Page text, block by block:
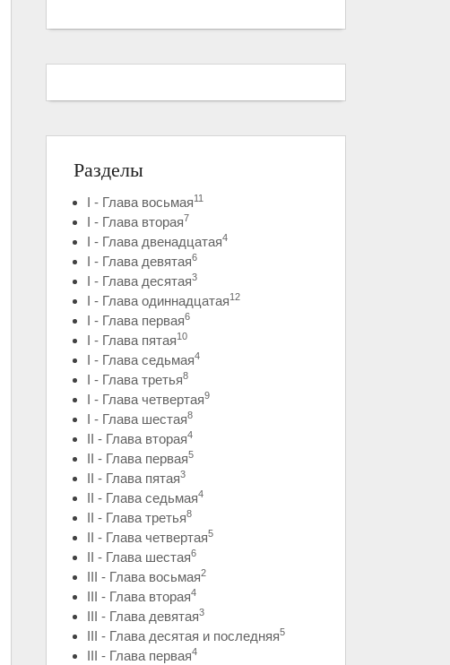
Разделы
I - Глава восьмая11
I - Глава вторая7
I - Глава двенадцатая4
I - Глава девятая6
I - Глава десятая3
I - Глава одиннадцатая12
I - Глава первая6
I - Глава пятая10
I - Глава седьмая4
I - Глава третья8
I - Глава четвертая9
I - Глава шестая8
II - Глава вторая4
II - Глава первая5
II - Глава пятая3
II - Глава седьмая4
II - Глава третья8
II - Глава четвертая5
II - Глава шестая6
III - Глава восьмая2
III - Глава вторая4
III - Глава девятая3
III - Глава десятая и последняя5
III - Глава первая4